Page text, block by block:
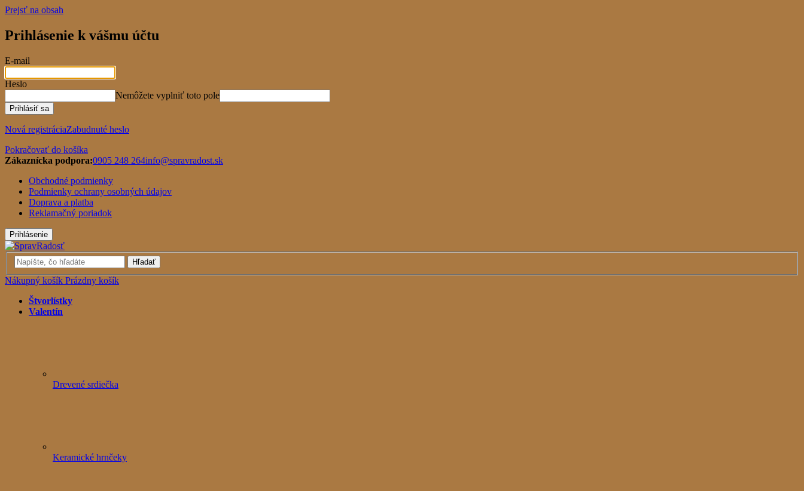
Prejsť na obsah
Prihlásenie k vášmu účtu
E-mail
Heslo
Nemôžete vyplniť toto pole
Prihlásiť sa
Nová registráciaZabudnuté heslo
Pokračovať do košíka
Zákaznícka podpora:0905 248 264info@spravradost.sk
Obchodné podmienky
Podmienky ochrany osobných údajov
Doprava a platba
Reklamačný poriadok
Prihlásenie
Hľadať
Nákupný košík Prázdny košík
Štvorlístky
Valentín
Drevené srdiečka
Keramické hrnčeky